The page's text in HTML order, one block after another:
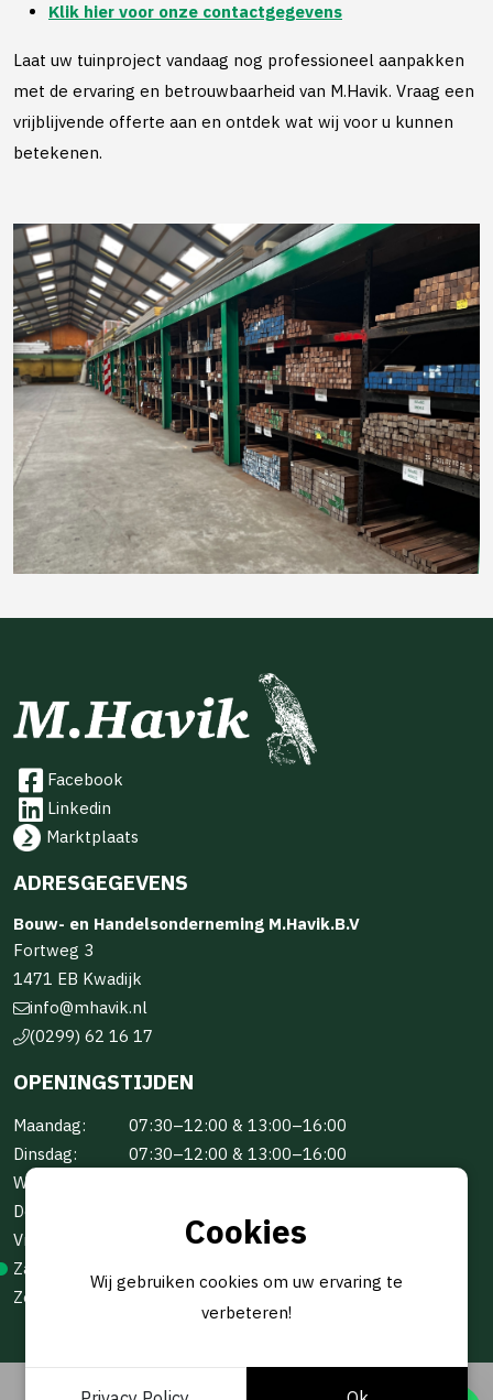
Klik hier voor onze contactgegevens
Laat uw tuinproject vandaag nog professioneel aanpakken
met de ervaring en betrouwbaarheid van M.Havik. Vraag een
vrijblijvende offerte aan en ontdek wat wij voor u kunnen
betekenen.
Facebook
Linkedin
Marktplaats
ADRESGEGEVENS
Bouw- en Handelsonderneming M.Havik.B.V
Fortweg 3
1471 EB Kwadijk
info@mhavik.nl
(0299) 62 16 17
OPENINGSTIJDEN
Maandag:
07:30–12:00 & 13:00–16:00
Dinsdag:
07:30–12:00 & 13:00–16:00
Woensdag:
Donderdag:
Vrijdag:
07:30–12:00 & 13:00–16:00
Zaterdag:
Zondag:
Cookies
Wij gebruiken cookies om uw ervaring te
verbeteren!